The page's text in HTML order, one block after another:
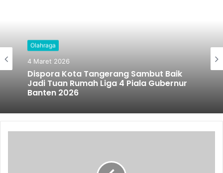
Olahraga
4 Maret 2026
Dispora Kota Tangerang Sambut Baik
Jadi Tuan Rumah Liga 4 Piala Gubernur
Banten 2026